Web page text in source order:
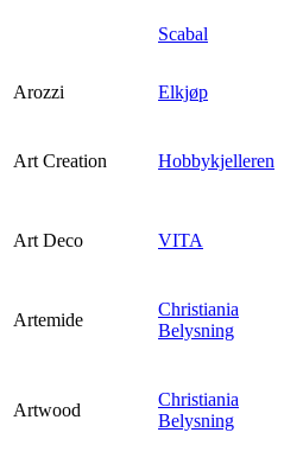
Scabal
Arozzi
Elkjøp
Art Creation Hobbykjelleren
Art Deco VITA
Artemide
Christiania
Belysning
Artwood
Christiania
Belysning